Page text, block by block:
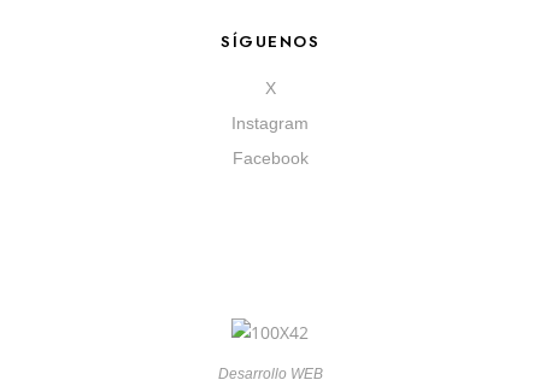
SÍGUENOS
X
Instagram
Facebook
Desarrollo WEB